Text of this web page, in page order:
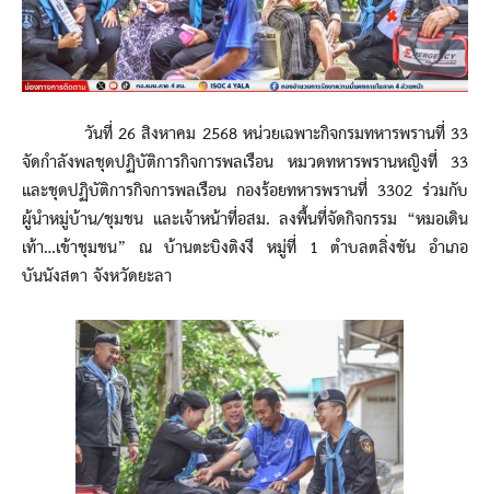
วันที่ 26 สิงหาคม 2568 หน่วยเฉพาะกิจกรมทหารพรานที่ 33
จัดกำลังพลชุดปฏิบัติการกิจการพลเรือน หมวดทหารพรานหญิงที่ 33
และชุดปฏิบัติการกิจการพลเรือน กองร้อยทหารพรานที่ 3302 ร่วมกับ
ผู้นำหมู่บ้าน/ชุมชน และเจ้าหน้าที่อสม. ลงพื้นที่จัดกิจกรรม “หมอเดิน
เท้า…เข้าชุมชน” ณ บ้านตะบิงติงงี หมู่ที่ 1 ตำบลตลิ่งชัน อำเภอ
บันนังสตา จังหวัดยะลา